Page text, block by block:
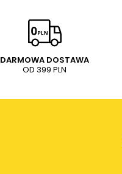
DARMOWA DOSTAWA
OD 399 PLN